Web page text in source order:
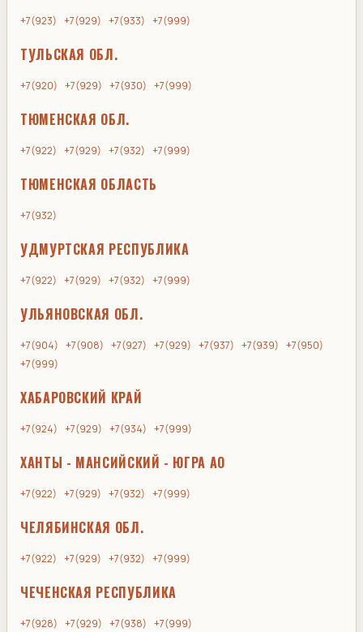
+7(923) +7(929) +7(933) +7(999)
ТУЛЬСКАЯ ОБЛ.
+7(920) +7(929) +7(930) +7(999)
ТЮМЕНСКАЯ ОБЛ.
+7(922) +7(929) +7(932) +7(999)
ТЮМЕНСКАЯ ОБЛАСТЬ
+7(932)
УДМУРТСКАЯ РЕСПУБЛИКА
+7(922) +7(929) +7(932) +7(999)
УЛЬЯНОВСКАЯ ОБЛ.
+7(904) +7(908) +7(927) +7(929) +7(937) +7(939) +7(950)
+7(999)
ХАБАРОВСКИЙ КРАЙ
+7(924) +7(929) +7(934) +7(999)
ХАНТЫ - МАНСИЙСКИЙ - ЮГРА АО
+7(922) +7(929) +7(932) +7(999)
ЧЕЛЯБИНСКАЯ ОБЛ.
+7(922) +7(929) +7(932) +7(999)
ЧЕЧЕНСКАЯ РЕСПУБЛИКА
+7(928) +7(929) +7(938) +7(999)